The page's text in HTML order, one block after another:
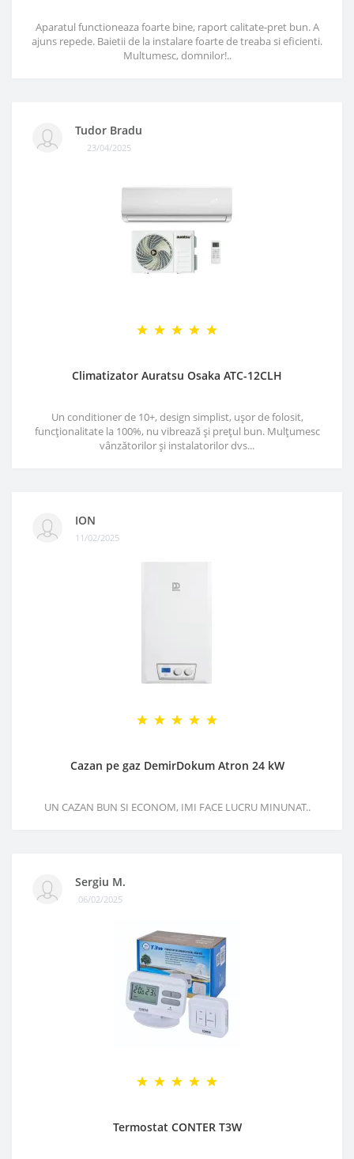
Aparatul functioneaza foarte bine, raport calitate-pret bun. A
ajuns repede. Baietii de la instalare foarte de treaba si eficienti.
Multumesc, domnilor!..
Tudor Bradu
23/04/2025
Climatizator Auratsu Osaka ATC-12CLH
Un conditioner de 10+, design simplist, ușor de folosit,
funcționalitate la 100%, nu vibrează și prețul bun. Mulțumesc
vânzătorilor și instalatorilor dvs...
ION
11/02/2025
Cazan pe gaz DemirDokum Atron 24 kW
UN CAZAN BUN SI ECONOM, IMI FACE LUCRU MINUNAT..
Sergiu M.
06/02/2025
Termostat CONTER T3W